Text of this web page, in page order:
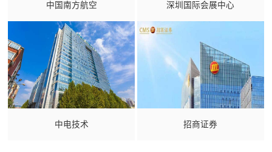
中国南方航空 深圳国际会展中心
中电技术 招商证券